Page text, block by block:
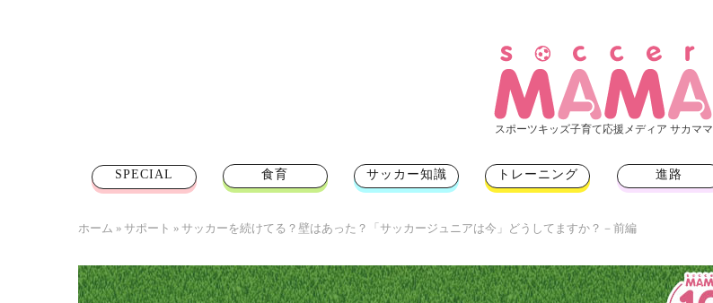
スポーツキッズ子育て応援メディア サカママ
SPECIAL 食育 サッカー知識 トレーニング 進路
ホーム » サポート » サッカーを続けてる？壁はあった？「サッカージュニアは今」どうしてますか？－前編